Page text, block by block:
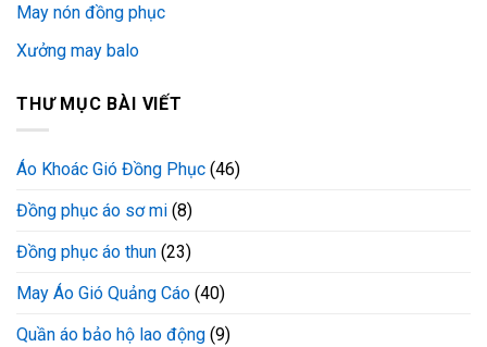
May nón đồng phục
Xưởng may balo
THƯ MỤC BÀI VIẾT
Áo Khoác Gió Đồng Phục (46)
Đồng phục áo sơ mi (8)
Đồng phục áo thun (23)
May Áo Gió Quảng Cáo (40)
Quần áo bảo hộ lao động (9)